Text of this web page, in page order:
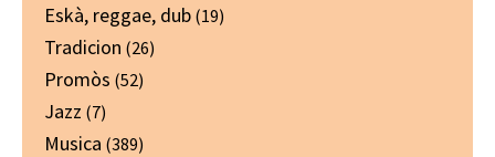
Eskà, reggae, dub (19)
Tradicion (26)
Promòs (52)
Jazz (7)
Musica (389)